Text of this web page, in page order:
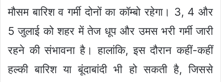
मौसम बारिश व गर्मी दोनों का कॉम्बो रहेगा। 3, 4 और
5 जुलाई को शहर में तेज धूप और उमस भरी गर्मी जारी
रहने की संभावना है। हालांकि, इस दौरान कहीं-कहीं
हल्की बारिश या बूंदाबांदी भी हो सकती है, जिससे